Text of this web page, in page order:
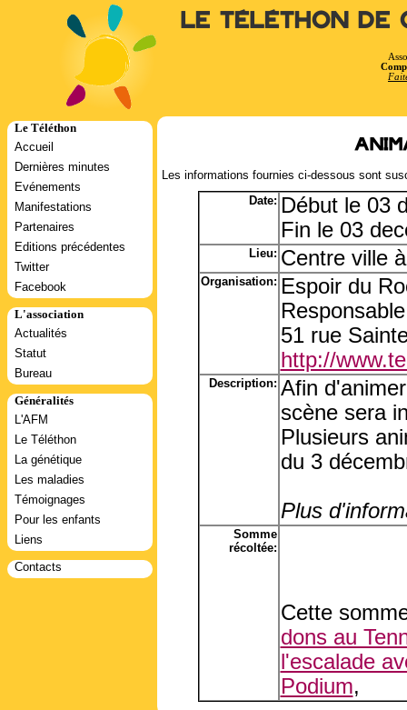
Le Téléthon de
Le Téléthon
Accueil
Dernières minutes
Evénements
Manifestations
Partenaires
Editions précédentes
Twitter
Facebook
L'association
Actualités
Statut
Bureau
Généralités
L'AFM
Le Téléthon
La génétique
Les maladies
Témoignages
Pour les enfants
Liens
Contacts
Les informations fournies ci-dessous sont
Date: Début le 03
Fin le 03
Lieu: Centre ville
Organisation: Espoir du
51 rue
http://
Description: Afin
scène sera
Plusieurs
du 3
Plus
Somme
récoltée:
Cette
dons au
l'escalade
Podium,